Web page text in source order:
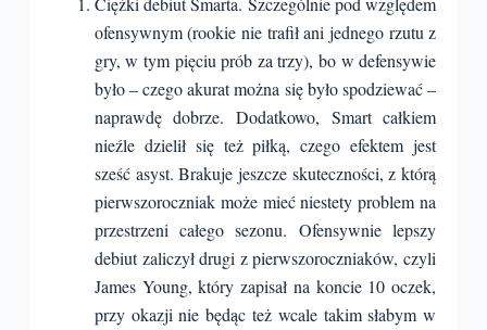
ofensywnym (rookie nie trafił ani jednego rzutu z
gry, w tym pięciu prób za trzy), bo w defensywie
było – czego akurat można się było spodziewać –
naprawdę dobrze. Dodatkowo, Smart całkiem
nieźle dzielił się też piłką, czego efektem jest
sześć asyst. Brakuje jeszcze skuteczności, z którą
pierwszoroczniak może mieć niestety problem na
przestrzeni całego sezonu. Ofensywnie lepszy
debiut zaliczył drugi z pierwszoroczniaków, czyli
James Young, który zapisał na koncie 10 oczek,
przy okazji nie będąc też wcale takim słabym w